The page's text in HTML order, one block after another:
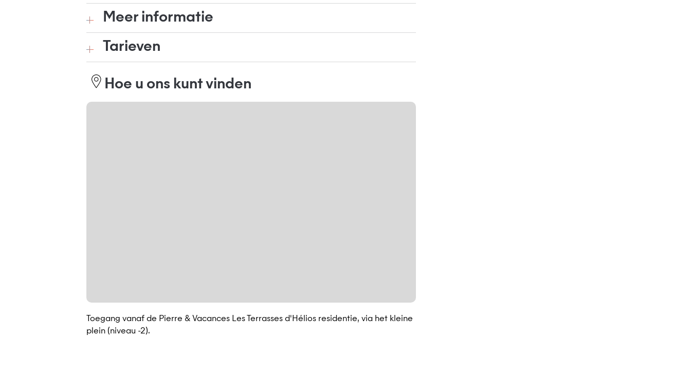
Meer informatie
Tarieven
Hoe u ons kunt vinden
Toegang vanaf de Pierre & Vacances Les Terrasses d'Hélios residentie, via het kleine
plein (niveau -2).